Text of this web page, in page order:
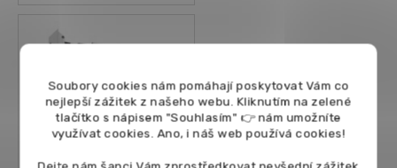
Soubory cookies nám pomáhají poskytovat Vám co
nejlepší zážitek z našeho webu. Kliknutím na zelené
tlačítko s nápisem "Souhlasím" 👉 nám umožníte
využívat cookies.Ano, i náš web používá cookies!